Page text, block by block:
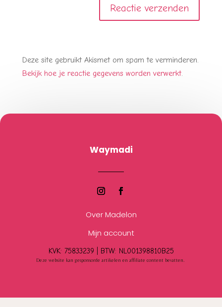
Deze site gebruikt Akismet om spam te verminderen.
Bekijk hoe je reactie gegevens worden verwerkt.
Waymadi
Over Madelon
Mijn account
KVK: 75833239 | BTW: NL001398810B25
Deze website kan gesponsorde artikelen en affiliate content bevatten.